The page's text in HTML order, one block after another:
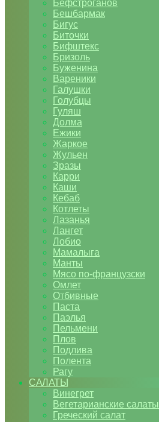
Бефстроганов
Бешбармак
Бигус
Биточки
Бифштекс
Бризоль
Буженина
Вареники
Галушки
Голубцы
Гуляш
Долма
Ежики
Жаркое
Жульен
Зразы
Карри
Каши
Кебаб
Котлеты
Лазанья
Лангет
Лобио
Мамалыга
Манты
Мясо по-французски
Омлет
Отбивные
Паста
Паэлья
Пельмени
Плов
Подлива
Полента
Рагу
САЛАТЫ
Винегрет
Вегетарианские салаты
Греческий салат